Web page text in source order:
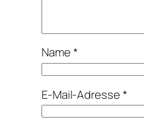
Name*
E-Mail-Adresse*